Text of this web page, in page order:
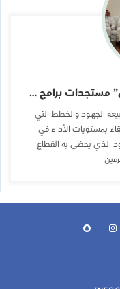
وزير الصحة يستعرض في ديوانية “رأي” مستجدات برامج ومبادرات التحول
الجهود والخطط التي
بمستويات الأداء في
الذي يحظى به القطاع